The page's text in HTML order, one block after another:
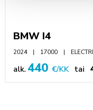
BMW I4
2024 17000
alk. 440 €/KK tai